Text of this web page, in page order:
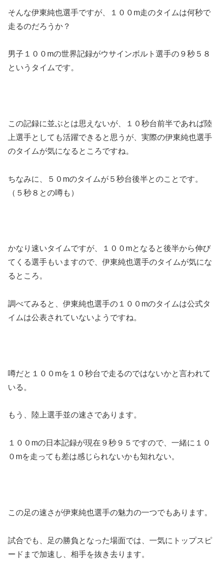
そんな伊東純也選手ですが、１００m走のタイムは何秒で
走るのだろうか？
男子１００mの世界記録がウサインボルト選手の９秒５８
というタイムです。
この記録に並ぶとは思えないが、１０秒台前半であれば陸
上選手としても活躍できると思うが、実際の伊東純也選手
のタイムが気になるところですね。
ちなみに、５０mのタイムが５秒台後半とのことです。
（５秒８との噂も）
かなり速いタイムですが、１００mとなると後半から伸び
てくる選手もいますので、伊東純也選手のタイムが気にな
るところ。
調べてみると、伊東純也選手の１００mのタイムは公式タ
イムは公表されていないようですね。
噂だと１００mを１０秒台で走るのではないかと言われて
いる。
もう、陸上選手並の速さであります。
１００mの日本記録が現在９秒９５ですので、一緒に１０
０mを走っても差は感じられないかも知れない。
この足の速さが伊東純也選手の魅力の一つでもあります。
試合でも、足の勝負となった場面では、一気にトップスピ
ードまで加速し、相手を抜き去ります。